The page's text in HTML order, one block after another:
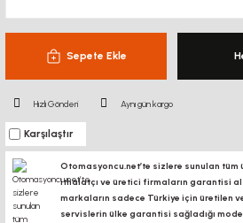
Sepete Ekle
Hızlı Gönderi Aynı gün kargo
Karşılaştır
Otomasyoncu.net’te sizlere sunulan tüm
ithalatçı ve üretici firmaların garantisi
markaların sadece Türkiye için üretilen
servislerin ülke garantisi sağladığı